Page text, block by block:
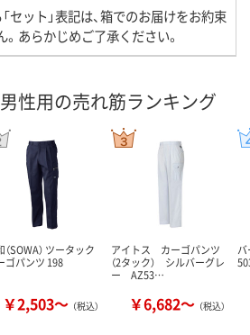
セット」表記は、箱でのお届けをお約束
あらかじめご了承ください。
性用の売れ筋ランキング
（SOWA） ツータック
ゴパンツ 198
￥2,503～ （税込）
アイトス カーゴパンツ
（2タック） シルバーグレ
ー AZ53…
￥6,682～ （税込）